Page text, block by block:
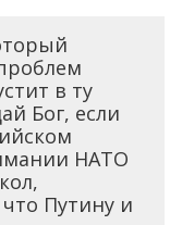
в ту
Бог, если
НАТО
Путину и